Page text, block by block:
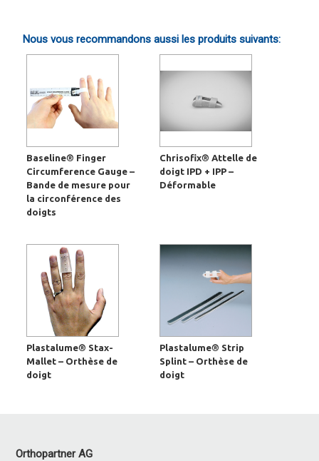
Nous vous recommandons aussi les produits suivants:
Baseline® Finger
Circumference Gauge –
Bande de mesure pour
la circonférence des
doigts
Chrisofix® Attelle de
doigt IPD + IPP –
Déformable
Plastalume® Stax-
Mallet – Orthèse de
doigt
Plastalume® Strip
Splint – Orthèse de
doigt
Orthopartner AG